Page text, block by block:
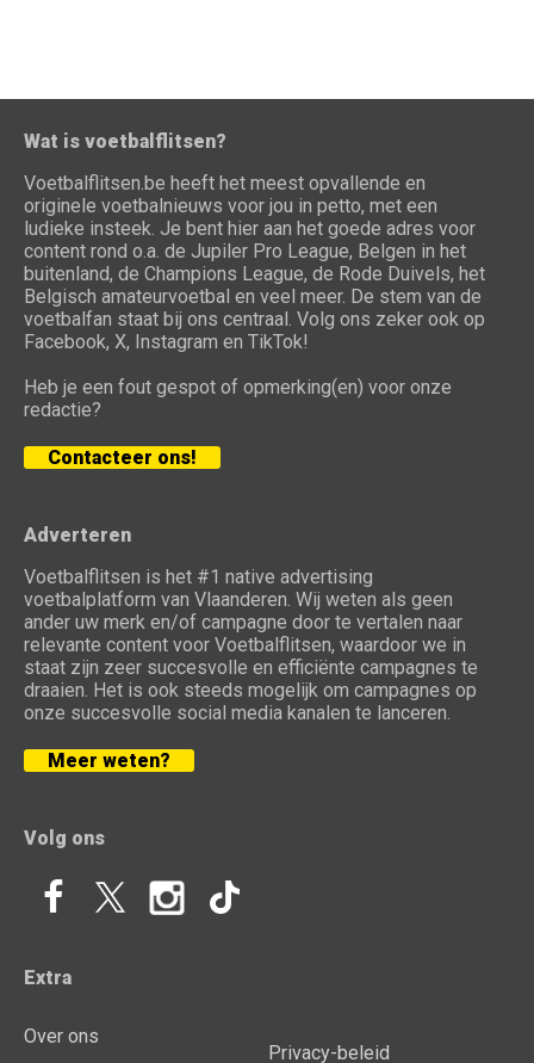
Wat is voetbalflitsen?
Voetbalflitsen.be heeft het meest opvallende en
originele voetbalnieuws voor jou in petto, met een
ludieke insteek. Je bent hier aan het goede adres voor
content rond o.a. de Jupiler Pro League, Belgen in het
buitenland, de Champions League, de Rode Duivels, het
Belgisch amateurvoetbal en veel meer. De stem van de
voetbalfan staat bij ons centraal. Volg ons zeker ook op
Facebook, X, Instagram en TikTok!
Heb je een fout gespot of opmerking(en) voor onze
redactie?
Contacteer ons!
Adverteren
Voetbalflitsen is het #1 native advertising
voetbalplatform van Vlaanderen. Wij weten als geen
ander uw merk en/of campagne door te vertalen naar
relevante content voor Voetbalflitsen, waardoor we in
staat zijn zeer succesvolle en efficiënte campagnes te
draaien. Het is ook steeds mogelijk om campagnes op
onze succesvolle social media kanalen te lanceren.
Meer weten?
Volg ons
Extra
Over ons
Privacy-beleid